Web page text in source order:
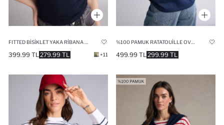
279.99 TL
399.99 TL +11 299.99 TL
499.99 TL